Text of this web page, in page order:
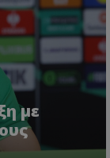
με